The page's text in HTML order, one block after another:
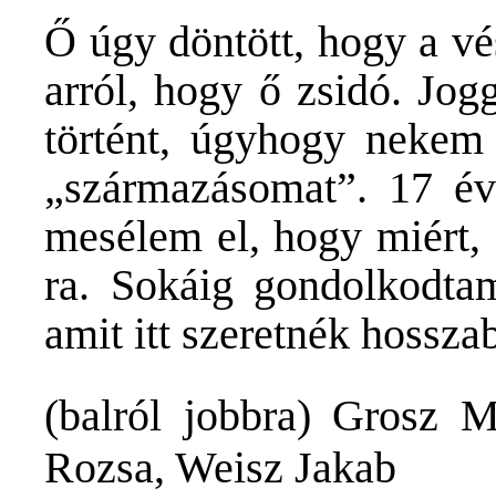
Ő úgy döntött, hogy a
arról, hogy ő zsidó.
történt, úgyhogy
„származásomat”. 17
mesélem el, hogy
ra. Sokáig
amit itt szeretnék
(balról jobbra) Grosz
Rozsa, Weisz Jakab